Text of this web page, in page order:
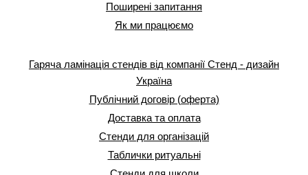
Поширені запитання
Як ми працюємо
Гаряча ламінація стендів від компанії Стенд - дизайн
Україна
Публічний договір (оферта)
Доставка та оплата
Стенди для організацій
Таблички ритуальні